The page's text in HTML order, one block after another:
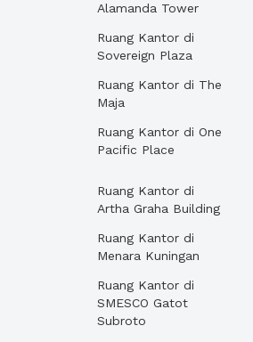
Alamanda Tower
Ruang Kantor di
Sovereign Plaza
Ruang Kantor di The
Maja
Ruang Kantor di One
Pacific Place
Ruang Kantor di
Artha Graha Building
Ruang Kantor di
Menara Kuningan
Ruang Kantor di
SMESCO Gatot
Subroto